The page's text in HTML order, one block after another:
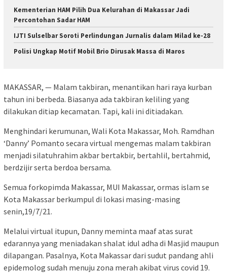
Kementerian HAM Pilih Dua Kelurahan di Makassar Jadi
Percontohan Sadar HAM
IJTI Sulselbar Soroti Perlindungan Jurnalis dalam Milad ke-28
Polisi Ungkap Motif Mobil Brio Dirusak Massa di Maros
MAKASSAR, — Malam takbiran, menantikan hari raya kurban
tahun ini berbeda. Biasanya ada takbiran keliling yang
dilakukan ditiap kecamatan. Tapi, kali ini ditiadakan.
Menghindari kerumunan, Wali Kota Makassar, Moh. Ramdhan
‘Danny’ Pomanto secara virtual mengemas malam takbiran
menjadi silatuhrahim akbar bertakbir, bertahlil, bertahmid,
berdzijir serta berdoa bersama.
Semua forkopimda Makassar, MUI Makassar, ormas islam se
Kota Makassar berkumpul di lokasi masing-masing
senin,19/7/21.
Melalui virtual itupun, Danny meminta maaf atas surat
edarannya yang meniadakan shalat idul adha di Masjid maupun
dilapangan. Pasalnya, Kota Makassar dari sudut pandang ahli
epidemolog sudah menuju zona merah akibat virus covid 19.